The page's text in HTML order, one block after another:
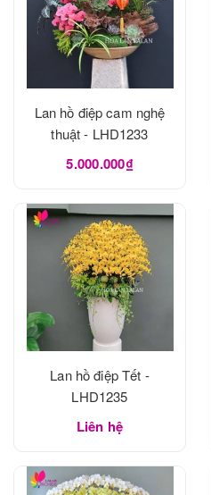
Lan hồ điệp cam nghệ
thuật - LHD1233
5.000.000₫
Lan hồ điệp Tết -
LHD1235
Liên hệ